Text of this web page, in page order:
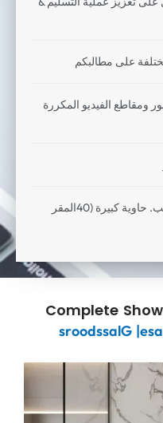
على مطالبكم
ومقاطع الفيديو المكررة
الطلبات بالجملة هي موضع ترحيب. حاوية كبيرة (40المقر
Complete
a
s
e
|
G
l
a
s
s
d
o
o
r
s